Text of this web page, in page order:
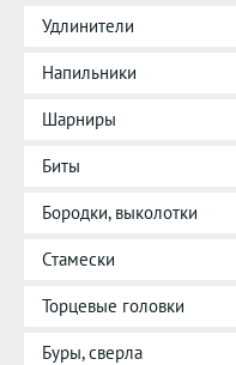
Удлинители
Напильники
Шарниры
Биты
Бородки, выколотки
Стамески
Торцевые головки
Буры, сверла